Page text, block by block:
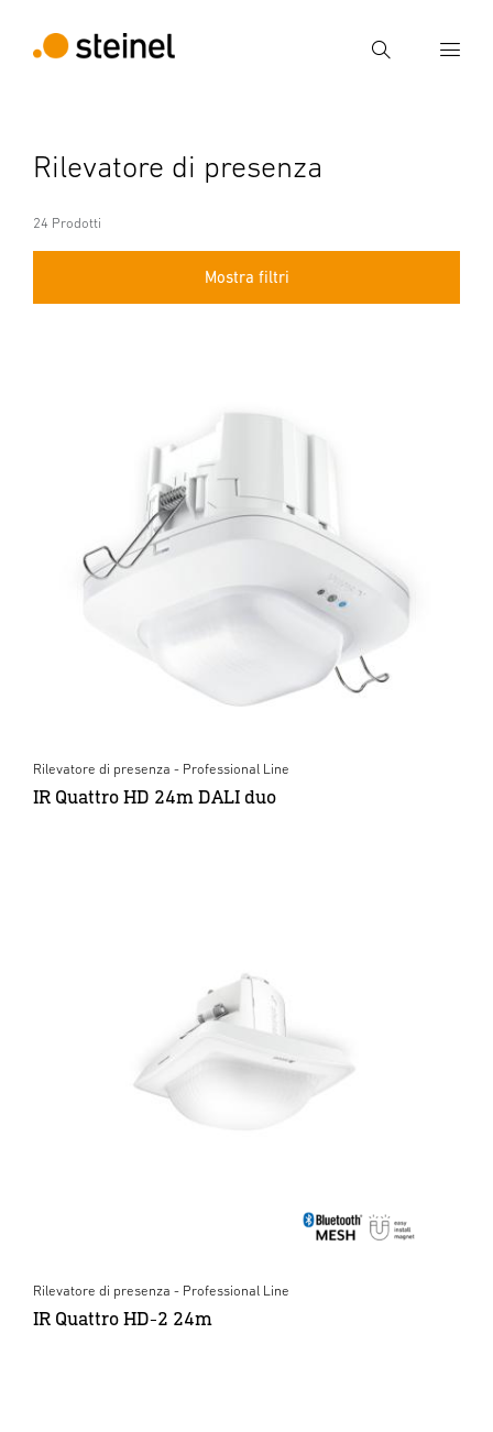
Ricerca
Ricerca
Rilevatore di presenza
24 Prodotti
Mostra filtri
Rilevatore di presenza - Professional Line
IR Quattro HD 24m DALI duo
Rilevatore di presenza - Professional Line
IR Quattro HD-2 24m